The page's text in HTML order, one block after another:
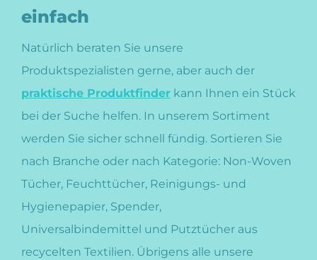
einfach
Natürlich beraten Sie unsere
Produktspezialisten gerne, aber auch der
praktische Produktfinder kann Ihnen ein Stück
bei der Suche helfen. In unserem Sortiment
werden Sie sicher schnell fündig. Sortieren Sie
nach Branche oder nach Kategorie: Non-Woven
Tücher, Feuchttücher, Reinigungs- und
Hygienepapier, Spender,
Universalbindemittel und Putztücher aus
recycelten Textilien. Übrigens alle unsere